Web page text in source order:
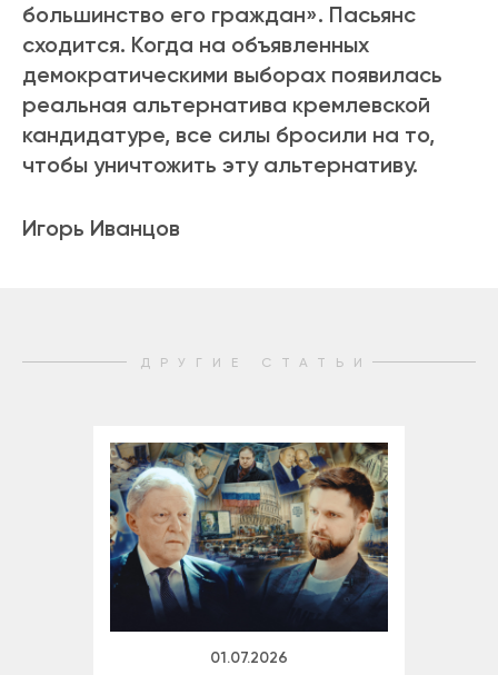
большинство его граждан». Пасьянс
сходится. Когда на объявленных
демократическими выборах появилась
реальная альтернатива кремлевской
кандидатуре, все силы бросили на то,
чтобы уничтожить эту альтернативу.
Игорь Иванцов
ДРУГИЕ СТАТЬИ
01.07.2026